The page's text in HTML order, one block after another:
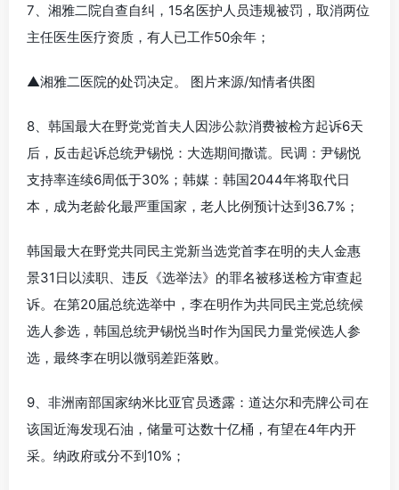
7、湘雅二院自查自纠，15名医护人员违规被罚，取消两位
主任医生医疗资质，有人已工作50余年；
▲湘雅二医院的处罚决定。 图片来源/知情者供图
8、韩国最大在野党党首夫人因涉公款消费被检方起诉6天
后，反击起诉总统尹锡悦：大选期间撒谎。民调：尹锡悦
支持率连续6周低于30%；韩媒：韩国2044年将取代日
本，成为老龄化最严重国家，老人比例预计达到36.7%；
韩国最大在野党共同民主党新当选党首李在明的夫人金惠
景31日以渎职、违反《选举法》的罪名被移送检方审查起
诉。在第20届总统选举中，李在明作为共同民主党总统候
选人参选，韩国总统尹锡悦当时作为国民力量党候选人参
选，最终李在明以微弱差距落败。
9、非洲南部国家纳米比亚官员透露：道达尔和壳牌公司在
该国近海发现石油，储量可达数十亿桶，有望在4年内开
采。纳政府或分不到10%；